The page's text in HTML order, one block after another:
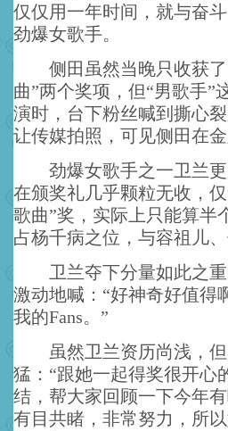
仅仅用一年时间，就与奋
劲爆女歌手。
侧田虽然当晚只收获了“
曲”两个奖项，但“男歌手”
演时，台下粉丝喊到撕心
让传媒拍照，可见侧田在
劲爆女歌手之一卫兰更
在颁奖礼几乎颗粒无收，
歌曲”奖，实际上只能算半
占杨千病之位，与容祖儿
卫兰夺下分量如此之重
激动地喊：“好神奇好值得
我的Fans。”
虽然卫兰资历尚浅，但
猛：“跟她一起得奖很开心
结，帮大家回顾一下今年
有目共睹，非常努力，所